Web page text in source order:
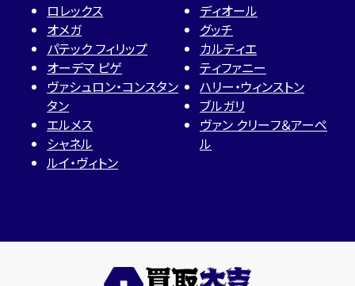
ロレックス
オメガ
パテック フィリップ
オーデマ ピゲ
ヴァシュロン・コンスタン
タン
エルメス
シャネル
ルイ・ヴィトン
ディオール
グッチ
カルティエ
ティファニー
ハリー・ウィンストン
ブルガリ
ヴァン クリーフ＆アーペ
ル